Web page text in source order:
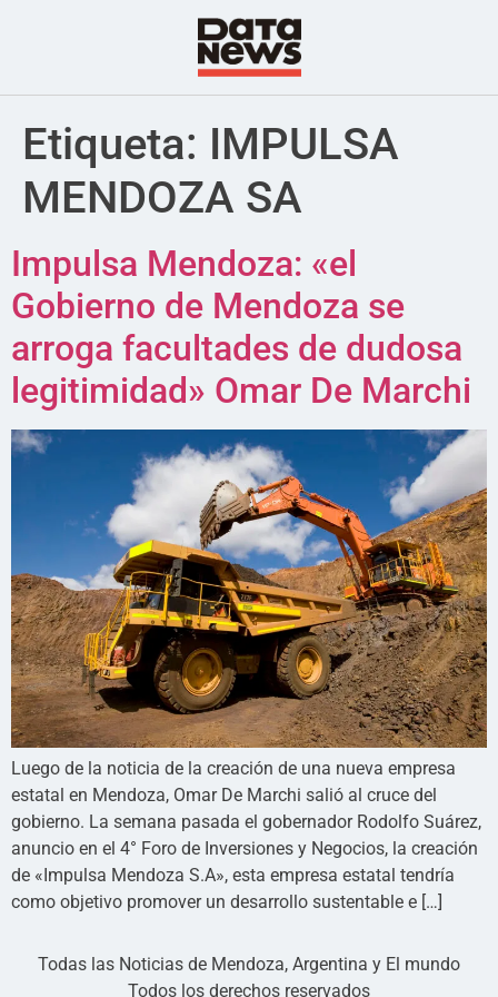
Etiqueta: IMPULSA
MENDOZA SA
Impulsa Mendoza: «el
Gobierno de Mendoza se
arroga facultades de dudosa
legitimidad» Omar De Marchi
Luego de la noticia de la creación de una nueva empresa
estatal en Mendoza, Omar De Marchi salió al cruce del
gobierno. La semana pasada el gobernador Rodolfo Suárez,
anuncio en el 4° Foro de Inversiones y Negocios, la creación
de «Impulsa Mendoza S.A», esta empresa estatal tendría
como objetivo promover un desarrollo sustentable e […]
Todas las Noticias de Mendoza, Argentina y El mundo
Todos los derechos reservados